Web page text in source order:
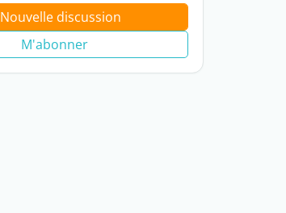
Nouvelle discussion
M'abonner